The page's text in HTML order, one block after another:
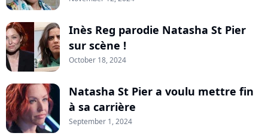
Inès Reg parodie Natasha St Pier
sur scène !
October 18, 2024
Natasha St Pier a voulu mettre fin
à sa carrière
September 1, 2024